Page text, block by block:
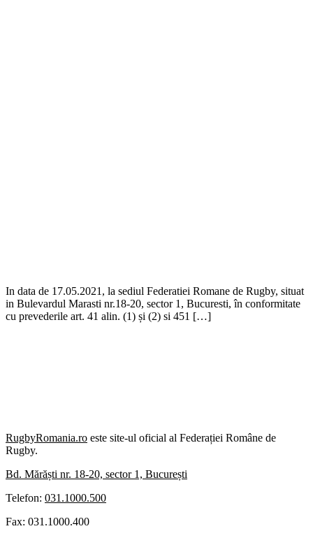
In data de 17.05.2021, la sediul Federatiei Romane de Rugby, situat
in Bulevardul Marasti nr.18-20, sector 1, Bucuresti, în conformitate
cu prevederile art. 41 alin. (1) și (2) si 451 […]
RugbyRomania.ro este site-ul oficial al Federației Române de
Rugby.
Bd. Mărăști nr. 18-20, sector 1, București
Telefon: 031.1000.500
Fax: 031.1000.400